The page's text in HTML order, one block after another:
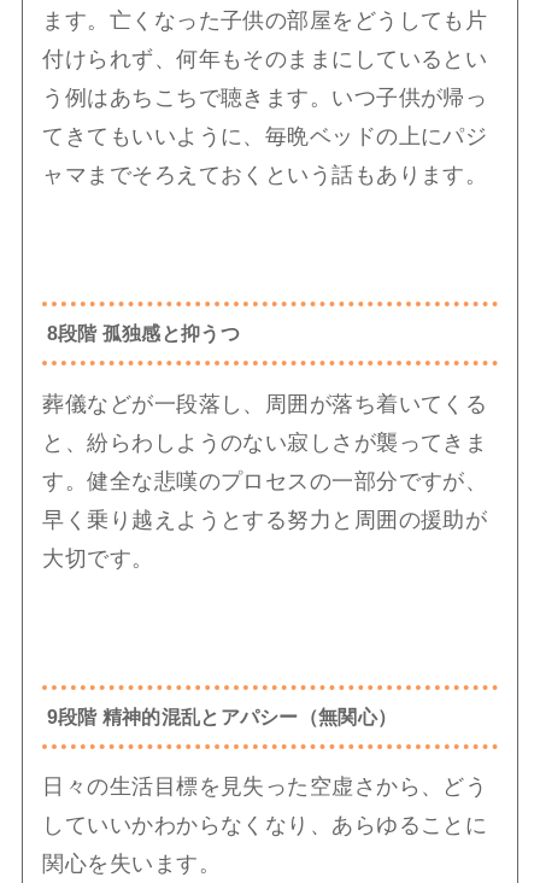
ます。亡くなった子供の部屋をどうしても片
付けられず、何年もそのままにしているとい
う例はあちこちで聴きます。いつ子供が帰っ
てきてもいいように、毎晩ベッドの上にパジ
ャマまでそろえておくという話もあります。
8段階 孤独感と抑うつ
葬儀などが一段落し、周囲が落ち着いてくる
と、紛らわしようのない寂しさが襲ってきま
す。健全な悲嘆のプロセスの一部分ですが、
早く乗り越えようとする努力と周囲の援助が
大切です。
9段階 精神的混乱とアパシー（無関心）
日々の生活目標を見失った空虚さから、どう
していいかわからなくなり、あらゆることに
関心を失います。